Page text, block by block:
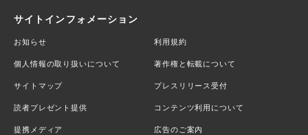
サイトインフォメーション
お知らせ 利用規約
個人情報の取り扱いについて 著作権と転載について
サイトマップ プレスリリース受付
読者プレゼント提供 コンテンツ利用について
提携メディア 広告のご案内